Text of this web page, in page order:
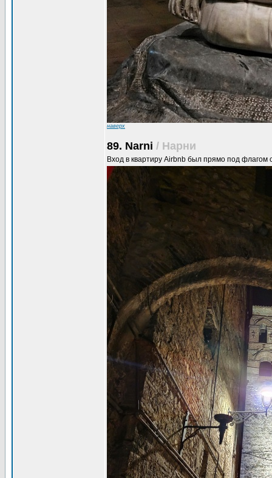
наверх
89. Narni / Нарни
Вход в квартиру Airbnb был прямо под флагом